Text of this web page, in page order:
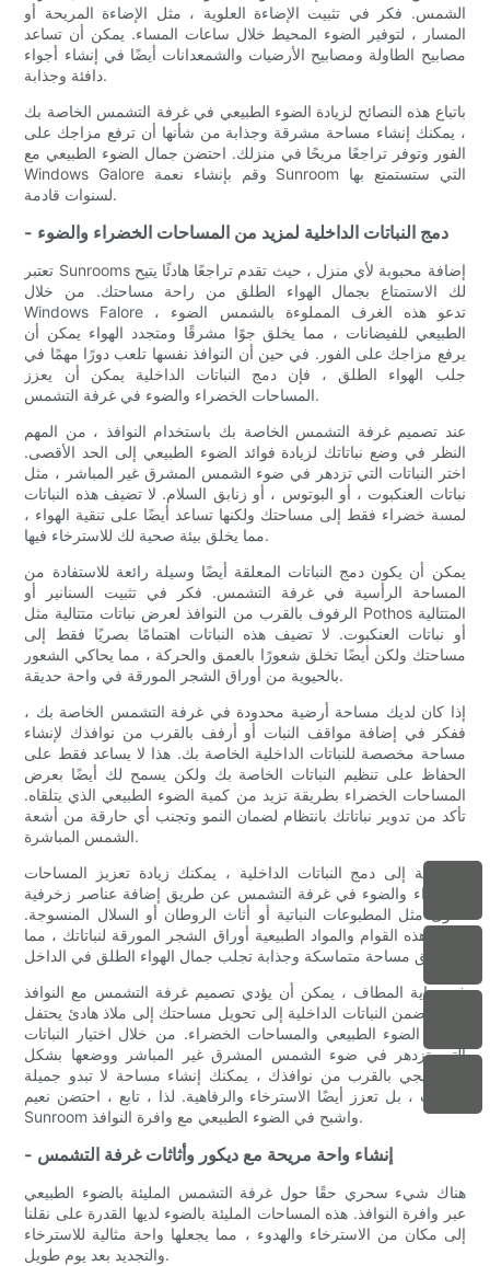
الشمس. فكر في تثبيت الإضاءة العلوية ، مثل الإضاءة المريحة أو
المسار ، لتوفير الضوء المحيط خلال ساعات المساء. يمكن أن تساعد
مصابيح الطاولة ومصابيح الأرضيات والشمعدانات أيضًا في إنشاء أجواء
دافئة وجذابة.
باتباع هذه النصائح لزيادة الضوء الطبيعي في غرفة التشمس الخاصة بك
، يمكنك إنشاء مساحة مشرقة وجذابة من شأنها أن ترفع مزاجك على
الفور وتوفر تراجعًا مريحًا في منزلك. احتضن جمال الضوء الطبيعي مع
Windows Galore وقم بإنشاء نعمة Sunroom التي ستستمتع بها
لسنوات قادمة.
- دمج النباتات الداخلية لمزيد من المساحات الخضراء والضوء
تعتبر Sunrooms إضافة محبوبة لأي منزل ، حيث تقدم تراجعًا هادئًا يتيح
لك الاستمتاع بجمال الهواء الطلق من راحة مساحتك. من خلال
Windows Falore ، تدعو هذه الغرف المملوءة بالشمس الضوء
الطبيعي للفيضانات ، مما يخلق جوًا مشرقًا ومتجدد الهواء يمكن أن
يرفع مزاجك على الفور. في حين أن النوافذ نفسها تلعب دورًا مهمًا في
جلب الهواء الطلق ، فإن دمج النباتات الداخلية يمكن أن يعزز
المساحات الخضراء والضوء في غرفة التشمس.
عند تصميم غرفة التشمس الخاصة بك باستخدام النوافذ ، من المهم
النظر في وضع نباتاتك لزيادة فوائد الضوء الطبيعي إلى الحد الأقصى.
اختر النباتات التي تزدهر في ضوء الشمس المشرق غير المباشر ، مثل
نباتات العنكبوت ، أو البوتوس ، أو زنابق السلام. لا تضيف هذه النباتات
لمسة خضراء فقط إلى مساحتك ولكنها تساعد أيضًا على تنقية الهواء ،
مما يخلق بيئة صحية لك للاسترخاء فيها.
يمكن أن يكون دمج النباتات المعلقة أيضًا وسيلة رائعة للاستفادة من
المساحة الرأسية في غرفة التشمس. فكر في تثبيت السنانير أو
الرفوف بالقرب من النوافذ لعرض نباتات متتالية مثل Pothos المتتالية
أو نباتات العنكبوت. لا تضيف هذه النباتات اهتمامًا بصريًا فقط إلى
مساحتك ولكن أيضًا تخلق شعورًا بالعمق والحركة ، مما يحاكي الشعور
بالحيوية من أوراق الشجر المورقة في واحة حديقة.
إذا كان لديك مساحة أرضية محدودة في غرفة التشمس الخاصة بك ،
ففكر في إضافة مواقف النبات أو أرفف بالقرب من نوافذك لإنشاء
مساحة مخصصة للنباتات الداخلية الخاصة بك. هذا لا يساعد فقط على
الحفاظ على تنظيم النباتات الخاصة بك ولكن يسمح لك أيضًا بعرض
المساحات الخضراء بطريقة تزيد من كمية الضوء الطبيعي الذي يتلقاه.
تأكد من تدوير نباتاتك بانتظام لضمان النمو وتجنب أي حارقة من أشعة
الشمس المباشرة.
بالإضافة إلى دمج النباتات الداخلية ، يمكنك زيادة تعزيز المساحات
الخضراء والضوء في غرفة التشمس عن طريق إضافة عناصر زخرفية
أخرى مثل المطبوعات النباتية أو أثاث الروطان أو السلال المنسوجة.
تكمل هذه القوام والمواد الطبيعية أوراق الشجر المورقة لنباتاتك ، مما
في نهاية المطاف ، يمكن أن يؤدي تصميم غرفة التشمس مع النوافذ
التي تتضمن النباتات الداخلية إلى تحويل مساحتك إلى ملاذ هادئ يحتفل
بجمال الضوء الطبيعي والمساحات الخضراء. من خلال اختيار النباتات
التي تزدهر في ضوء الشمس المشرق غير المباشر ووضعها بشكل
استراتيجي بالقرب من نوافذك ، يمكنك إنشاء مساحة لا تبدو جميلة
فحسب ، بل تعزز أيضًا الاسترخاء والرفاهية. لذا ، تابع ، احتضن نعيم
Sunroom واشبح في الضوء الطبيعي مع وافرة النوافذ.
- إنشاء واحة مريحة مع ديكور وأثاثات غرفة التشمس
هناك شيء سحري حقًا حول غرفة التشمس المليئة بالضوء الطبيعي
عبر وافرة النوافذ. هذه المساحات المليئة بالضوء لديها القدرة على نقلنا
إلى مكان من الاسترخاء والهدوء ، مما يجعلها واحة مثالية للاسترخاء
والتجديد بعد يوم طويل.